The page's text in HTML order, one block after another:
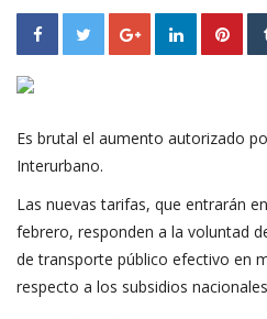
Es brutal el aumento autorizado
Interurbano.
Las nuevas tarifas, que entrarán
febrero, responden a la voluntad
de transporte público efectivo en
respecto a los subsidios